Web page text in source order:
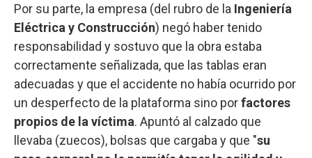
Por su parte, la empresa (del rubro de la Ingeniería
Eléctrica y Construcción) negó haber tenido
responsabilidad y sostuvo que la obra estaba
correctamente señalizada, que las tablas eran
adecuadas y que el accidente no había ocurrido por
un desperfecto de la plataforma sino porfactores
propios de la víctima. Apuntó al calzado que
llevaba (zuecos), bolsas que cargaba y que "su